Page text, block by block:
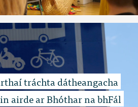
tráchta dátheangacha
airde ar Bhóthar na bhFál